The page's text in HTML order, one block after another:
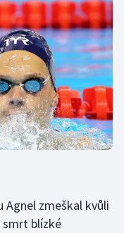
Agnel zmeškal kvůli
smrt blízké